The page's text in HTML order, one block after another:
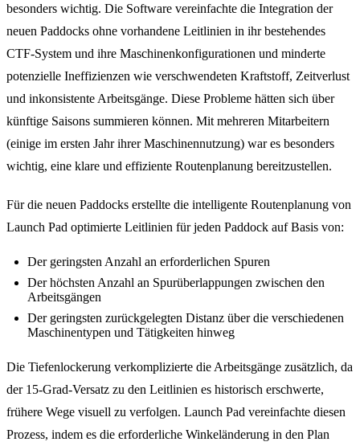
besonders wichtig. Die Software vereinfachte die Integration der
neuen Paddocks ohne vorhandene Leitlinien in ihr bestehendes
CTF-System und ihre Maschinenkonfigurationen und minderte
potenzielle Ineffizienzen wie verschwendeten Kraftstoff, Zeitverlust
und inkonsistente Arbeitsgänge. Diese Probleme hätten sich über
künftige Saisons summieren können. Mit mehreren Mitarbeitern
(einige im ersten Jahr ihrer Maschinennutzung) war es besonders
wichtig, eine klare und effiziente Routenplanung bereitzustellen.
Für die neuen Paddocks erstellte die intelligente Routenplanung von
Launch Pad optimierte Leitlinien für jeden Paddock auf Basis von:
Der geringsten Anzahl an erforderlichen Spuren
Der höchsten Anzahl an Spurüberlappungen zwischen den
Arbeitsgängen
Der geringsten zurückgelegten Distanz über die verschiedenen
Maschinentypen und Tätigkeiten hinweg
Die Tiefenlockerung verkomplizierte die Arbeitsgänge zusätzlich, da
der 15-Grad-Versatz zu den Leitlinien es historisch erschwerte,
frühere Wege visuell zu verfolgen. Launch Pad vereinfachte diesen
Prozess, indem es die erforderliche Winkeländerung in den Plan